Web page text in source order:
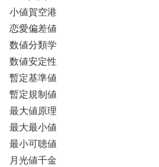
小値賀空港
恋愛偏差値
数値分類学
数値安定性
暫定基準値
暫定規制値
最大値原理
最大最小値
最小可聴値
月光値千金